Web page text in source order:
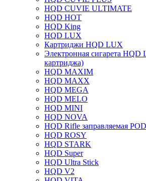
HQD CUVIE ULTIMATE
HQD HOT
HQD King
HQD LUX
Картриджи HQD LUX
Электронная сигарета HQD
картриджа)
HQD MAXIM
HQD MAXX
HQD MEGA
HQD MELO
HQD MINI
HQD NOVA
HQD Rifle заправляемая
HQD ROSY
HQD STARK
HQD Super
HQD Ultra Stick
HQD V2